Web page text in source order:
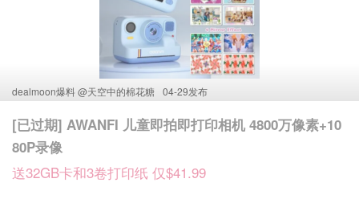
dealmoon爆料 @天空中的棉花糖 04-29发布
[已过期] AWANFI 儿童即拍即打印相机 4800万像素+10
80P录像
送32GB卡和3卷打印纸 仅$41.99